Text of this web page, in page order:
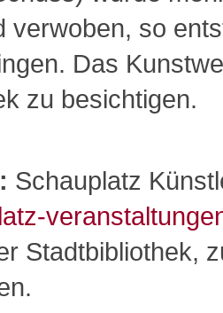
verwoben, so
Das
zu besichtigen.
Schauplatz
Stadtbibliothek,